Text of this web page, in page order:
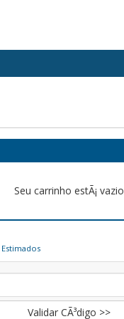
Seu carrinho estÃ¡ vazio
Validar CÃ³digo >>